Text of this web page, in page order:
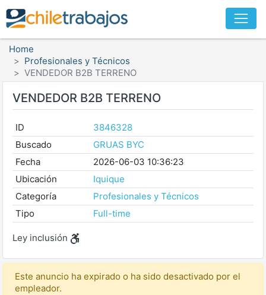
Home
Profesionales y Técnicos
VENDEDOR B2B TERRENO
VENDEDOR B2B TERRENO
ID
3846328
Buscado
GRUAS BYC
Fecha
2026-06-03 10:36:23
Ubicación
Iquique
Categoría
Profesionales y Técnicos
Tipo
Full-time
Ley inclusión
Este anuncio ha expirado o ha sido desactivado por el
empleador.